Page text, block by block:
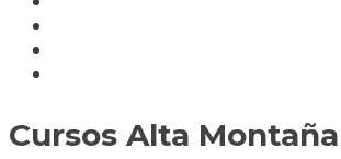
Cursos Alta